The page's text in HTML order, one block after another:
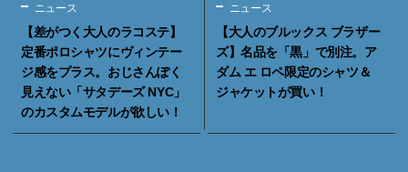
ニュース
【差がつく大人のラコステ】
定番ポロシャツにヴィンテー
ジ感をプラス。おじさんぽく
見えない「サタデーズ NYC」
のカスタムモデルが欲しい！
ニュース
【大人のブルックス ブラザー
ズ】名品を「黒」で別注。ア
ダム エ ロペ限定のシャツ＆
ジャケットが買い！